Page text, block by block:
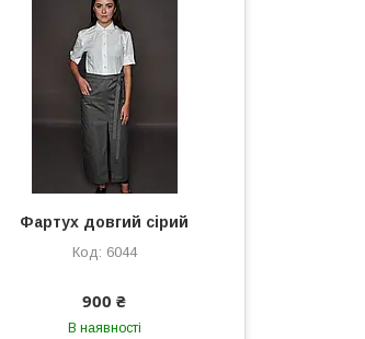
Фартух довгий сірий
6044
900 ₴
В наявності